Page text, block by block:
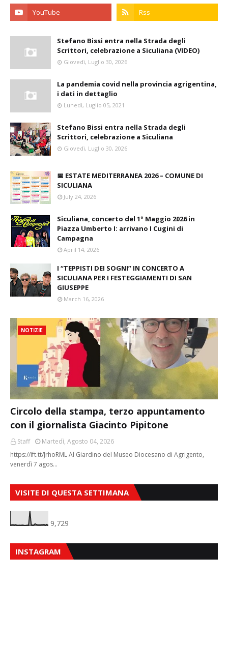
Stefano Bissi entra nella Strada degli
Scrittori, celebrazione a Siculiana (VIDEO)
Giovedì, Luglio 30, 2026
La pandemia covid nella provincia agrigentina,
i dati in dettaglio
Lunedì, Luglio 05, 2021
Stefano Bissi entra nella Strada degli
Scrittori, celebrazione a Siculiana
Giovedì, Luglio 30, 2026
📅 ESTATE MEDITERRANEA 2026 – COMUNE DI
SICULIANA
July 24, 2026
Siculiana, concerto del 1° Maggio 2026 in
Piazza Umberto I: arrivano I Cugini di
Campagna
April 14, 2026
I “TEPPISTI DEI SOGNI” IN CONCERTO A
SICULIANA PER I FESTEGGIAMENTI DI SAN
GIUSEPPE
March 16, 2026
NOTIZIE
Circolo della stampa, terzo appuntamento
con il giornalista Giacinto Pipitone
Staff
Martedì, Agosto 04, 2026
https://ift.tt/JrhoRML Al Giardino del Museo Diocesano di Agrigento,
venerdì 7 agos…
VISITE DI QUESTA SETTIMANA
9,729
INSTAGRAM